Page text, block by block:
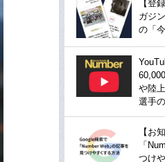
【登
ガジ
の「
や陸
選手
【お
「
つけ